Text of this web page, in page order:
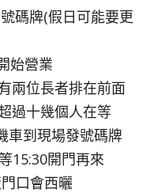
碼牌(假日可能要更
始營業
兩位長者排在前面
過十幾個人在等
車到現場發號碼牌
15:30開門再來
口會西曬